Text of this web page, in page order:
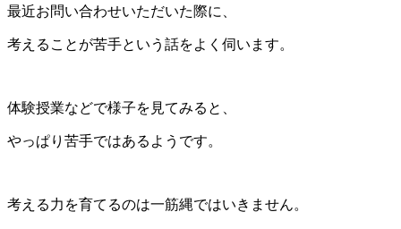
最近お問い合わせいただいた際に、
考えることが苦手という話をよく伺います。
体験授業などで様子を見てみると、
やっぱり苦手ではあるようです。
考える力を育てるのは一筋縄ではいきません。